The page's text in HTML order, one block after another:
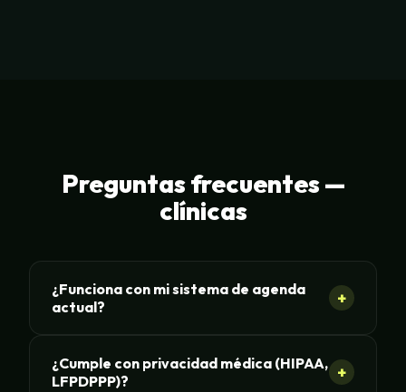
Preguntas frecuentes —
clínicas
¿Funciona con mi sistema de agenda
actual?
+
¿Cumple con privacidad médica (HIPAA,
LFPDPPP)?
+